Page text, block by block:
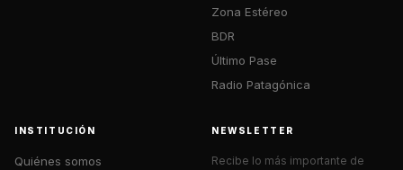
Zona Estéreo
BDR
Último Pase
Radio Patagónica
INSTITUCIÓN
Quiénes somos
NEWSLETTER
Recibe lo más importante de